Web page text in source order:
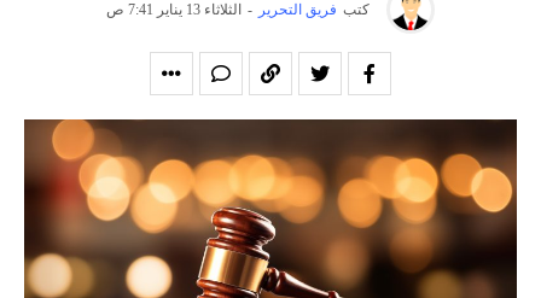
كتب فريق التحرير - الثلاثاء 13 يناير 7:41 ص